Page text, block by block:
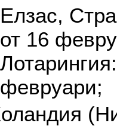
Елзас,
от 16
февруари;